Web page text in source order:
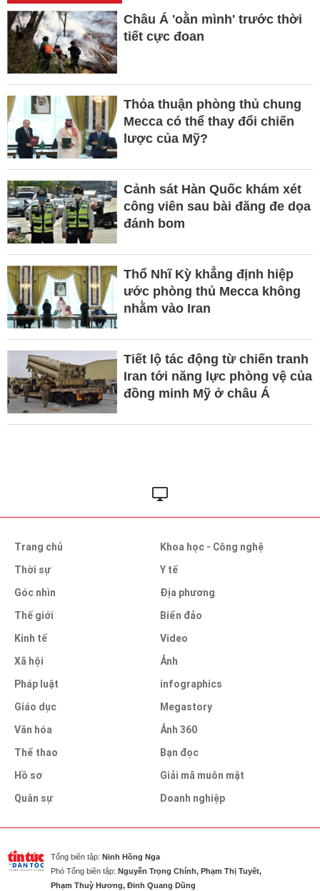
Châu Á 'oằn mình' trước thời
tiết cực đoan
Thỏa thuận phòng thủ chung
Mecca có thể thay đổi chiến
lược của Mỹ?
Cảnh sát Hàn Quốc khám xét
công viên sau bài đăng đe dọa
đánh bom
Thổ Nhĩ Kỳ khẳng định hiệp
ước phòng thủ Mecca không
nhằm vào Iran
Tiết lộ tác động từ chiến tranh
Iran tới năng lực phòng vệ của
đồng minh Mỹ ở châu Á
Trang chủ
Thời sự
Góc nhìn
Thế giới
Kinh tế
Xã hội
Pháp luật
Giáo dục
Văn hóa
Thể thao
Hồ sơ
Quân sự
Khoa học - Công nghệ
Y tế
Địa phương
Biển đảo
Video
Ảnh
infographics
Megastory
Ảnh 360
Bạn đọc
Giải mã muôn mặt
Doanh nghiệp
Tổng biên tập: Ninh Hồng Nga
Phó Tổng biên tập: Nguyễn Trọng Chính, Phạm Thị Tuyết,
Phạm Thuỳ Hương, Đinh Quang Dũng